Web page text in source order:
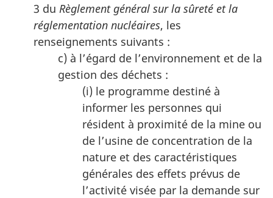
3 du Règlement général sur la sûreté et la
réglementation nucléaires, les
renseignements suivants :
c) à l’égard de l’environnement et de la
gestion des déchets :
(i) le programme destiné à
informer les personnes qui
résident à proximité de la mine ou
de l’usine de concentration de la
nature et des caractéristiques
générales des effets prévus de
l’activité visée par la demande sur